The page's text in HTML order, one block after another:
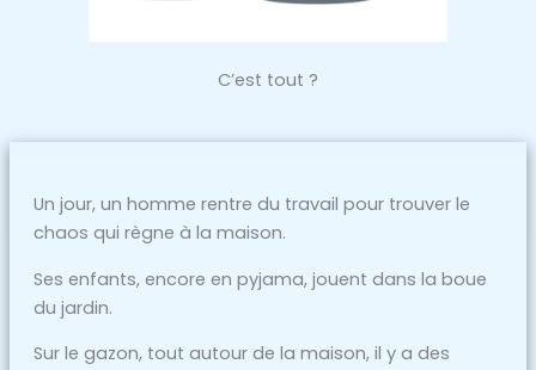
C’est tout ?
Un jour, un homme rentre du travail pour trouver le
chaos qui règne à la maison.
Ses enfants, encore en pyjama, jouent dans la boue
du jardin.
Sur le gazon, tout autour de la maison, il y a des